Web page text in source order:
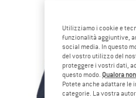
Utilizziamo i cookie e
funzionalità aggiuntive,
social media. In questo
del vostro utilizzo del
proteggere i vostri dati,
questo modo. Qualora
Potete anche adattare le
categorie. La vostra